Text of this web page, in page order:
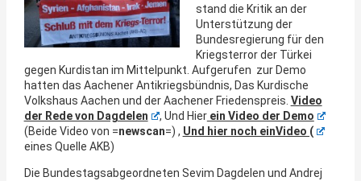
stand die Kritik an der
Unterstützung der
Bundesregierung für den
Kriegsterror der Türkei
gegen Kurdistan im Mittelpunkt. Aufgerufen zur Demo
hatten das Aachener Antikriegsbündnis, Das Kurdische
Volkshaus Aachen und der Aachener Friedenspreis. Video
der Rede von Dagdelen
, Und Hierein Video der Demo
(Beide Video von =newscan=) , Und hier noch einVideo (
eines Quelle AKB)
Die Bundestagsabgeordneten Sevim Dagdelen und Andrej